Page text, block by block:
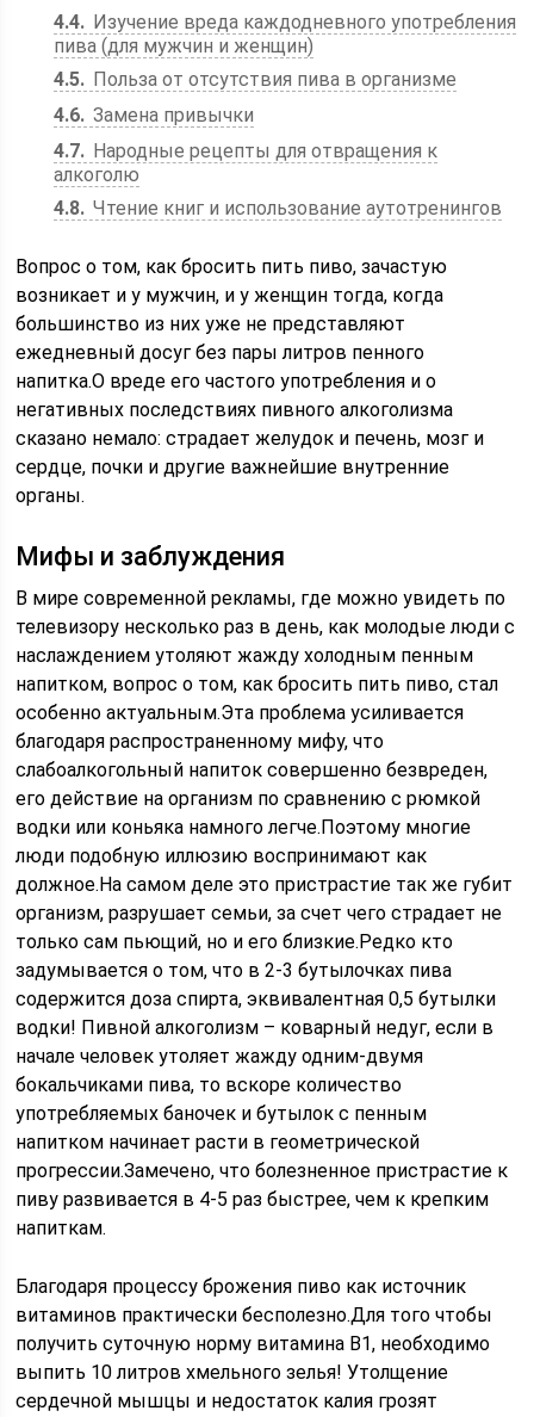
4.4
Изучение вреда каждодневного употребления
пива (для мужчин и женщин)
4.5
Польза от отсутствия пива в организме
4.6 Замена привычки
4.7
Народные рецепты для отвращения к
алкоголю
4.8 Чтение книг и использование аутотренингов
Вопрос о том, как бросить пить пиво, зачастую
возникает и у мужчин, и у женщин тогда, когда
большинство из них уже не представляют
ежедневный досуг без пары литров пенного
напитка.О вреде его частого употребления и о
негативных последствиях пивного алкоголизма
сказано немало: страдает желудок и печень, мозг и
сердце, почки и другие важнейшие внутренние
органы.
Мифы и заблуждения
В мире современной рекламы, где можно увидеть по
телевизору несколько раз в день, как молодые люди с
наслаждением утоляют жажду холодным пенным
напитком, вопрос о том, как бросить пить пиво, стал
особенно актуальным.Эта проблема усиливается
благодаря распространенному мифу, что
слабоалкогольный напиток совершенно безвреден,
его действие на организм по сравнению с рюмкой
водки или коньяка намного легче.Поэтому многие
люди подобную иллюзию воспринимают как
должное.На самом деле это пристрастие так же губит
организм, разрушает семьи, за счет чего страдает не
только сам пьющий, но и его близкие.Редко кто
задумывается о том, что в 2-3 бутылочках пива
содержится доза спирта, эквивалентная 0,5 бутылки
водки! Пивной алкоголизм – коварный недуг, если в
начале человек утоляет жажду одним-двумя
бокальчиками пива, то вскоре количество
употребляемых баночек и бутылок с пенным
напитком начинает расти в геометрической
прогрессии.Замечено, что болезненное пристрастие к
пиву развивается в 4-5 раз быстрее, чем к крепким
напиткам.
Благодаря процессу брожения пиво как источник
витаминов практически бесполезно.Для того чтобы
получить суточную норму витамина B1, необходимо
выпить 10 литров хмельного зелья! Утолщение
сердечной мышцы и недостаток калия грозят